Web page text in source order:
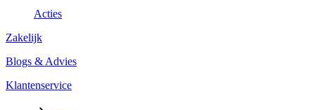
Acties
Zakelijk
Blogs & Advies
Klantenservice